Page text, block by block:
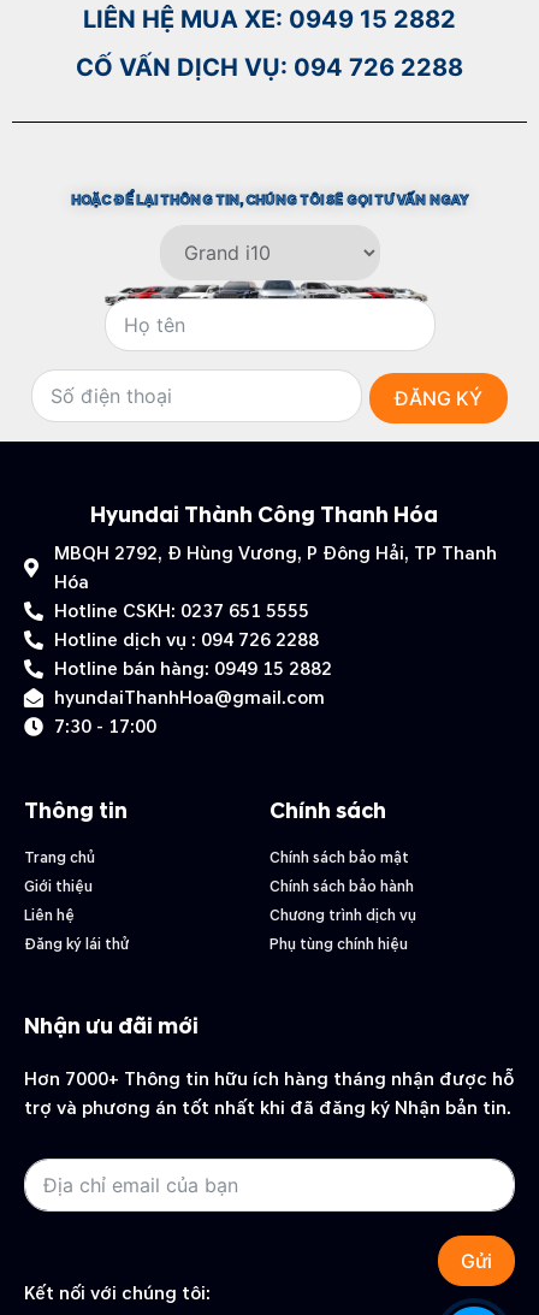
LIÊN HỆ MUA XE: 0949 15 2882
CỐ VẤN DỊCH VỤ: 094 726 2288
HOẶC ĐỂ LẠI THÔNG TIN, CHÚNG TÔI SẼ GỌI TƯ VẤN NGAY​
ĐĂNG KÝ
Hyundai Thành Công Thanh Hóa
MBQH 2792, Đ Hùng Vương, P Đông Hải, TP Thanh
Hóa
Hotline CSKH: 0237 651 5555
Hotline dịch vụ : 094 726 2288
Hotline bán hàng: 0949 15 2882
hyundaiThanhHoa@gmail.com
7:30 - 17:00
Thông tin
Trang chủ
Giới thiệu
Liên hệ
Đăng ký lái thử
Chính sách
Chính sách bảo mật
Chính sách bảo hành
Chương trình dịch vụ
Phụ tùng chính hiệu
Nhận ưu đãi mới
Hơn 7000+ Thông tin hữu ích hàng tháng nhận được hỗ
trợ và phương án tốt nhất khi đã đăng ký Nhận bản tin.
Gửi
Kết nối với chúng tôi: